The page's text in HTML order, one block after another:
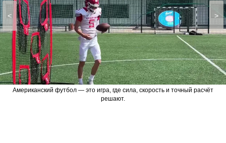
Американский футбол — это игра, где сила, скорость и точный расчёт
решают.
< >